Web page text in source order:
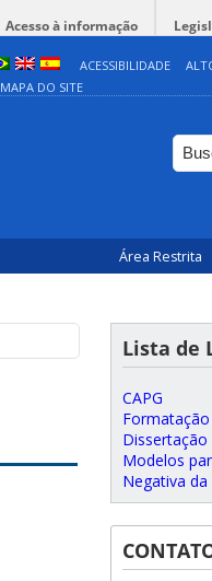
Acesso à informação
ACESSIBILIDADE
MAPA DO SITE
Área Restrita
Lista de
CAPG
Dissertação
Modelos
Negativa da